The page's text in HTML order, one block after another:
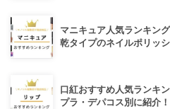
マニキュア人気ランキン
乾タイプのネイルポリッ
口紅おすすめ人気ランキ
プラ・デパコス別に紹介！